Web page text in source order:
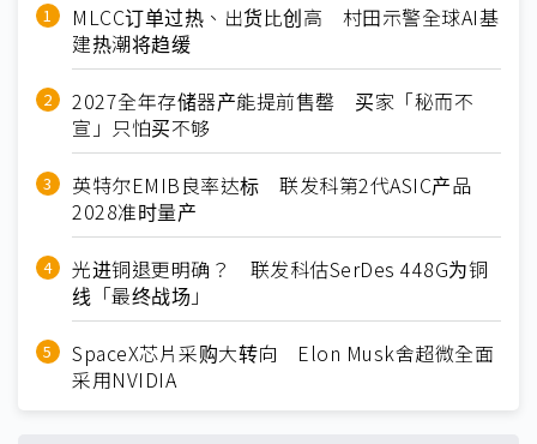
MLCC订单过热、出货比创高 村田示警全球AI基
建热潮将趋缓
2027全年存储器产能提前售罄 买家「秘而不
宣」只怕买不够
英特尔EMIB良率达标 联发科第2代ASIC产品
2028准时量产
光进铜退更明确？ 联发科估SerDes 448G为铜
线「最终战场」
SpaceX芯片采购大转向 Elon Musk舍超微全面
采用NVIDIA